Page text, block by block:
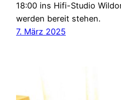
18:00 ins Hifi-Studio
werden bereit stehen.
7. März 2025